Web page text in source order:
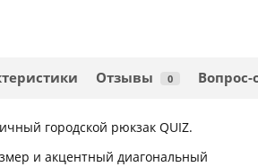
Отзывы 0 Вопрос-
городской рюкзак QUIZ.
и акцентный диагональный